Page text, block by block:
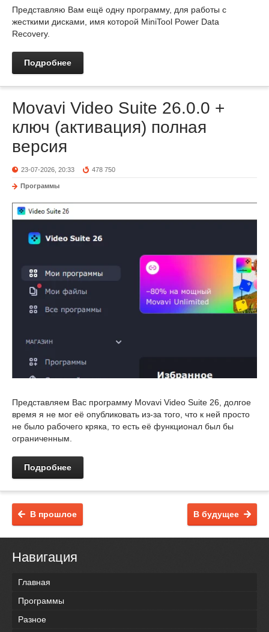
Представляю Вам ещё одну программу, для работы с
жесткими дисками, имя которой MiniTool Power Data
Recovery.
Подробнее
Movavi Video Suite 26.0.0 +
ключ (активация) полная
версия
23-07-2026, 20:33 478 750
Программы
Представляем Вас программу Movavi Video Suite 26, долгое
время я не мог её опубликовать из-за того, что к ней просто
не было рабочего кряка, то есть её функционал был бы
ограниченным.
Подробнее
В будущее
В прошлое
Навигация
Главная
Программы
Разное